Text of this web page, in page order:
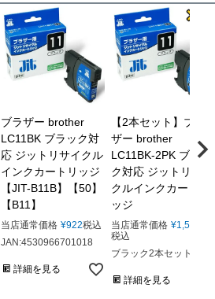
ブラザー brother
LC11BK ブラック対
応 ジットリサイクル
インクカートリッジ
【JIT-B11B】【50】
【B11】
当店通常価格 ¥922税込
JAN:4530966701018
詳細を見る
【2本セット】ブラ
ザー brother
LC11BK-2PK ブラッ
ク対応 ジットリサイ
クルインクカートリ
ッジ
当店通常価格 ¥1,569
税込
ブラック2本セット。
詳細を見る